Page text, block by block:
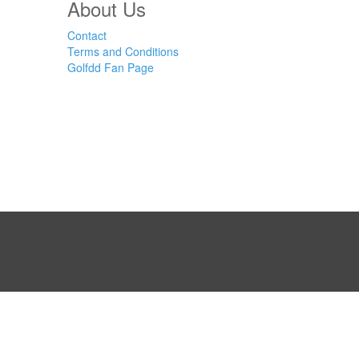
About Us
Contact
Terms and Conditions
Golfdd Fan Page